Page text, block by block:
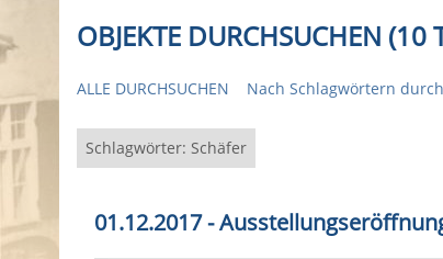
r
H
u
p
e
OBJEKTE DURCHSUCHEN (10
ALLE DURCHSUCHEN Nach Schlagwörtern
Schlagwörter: Schäfer
01.12.2017 -